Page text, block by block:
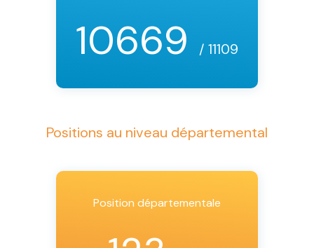
10669 / 11109
Positions au niveau départemental
Position départementale